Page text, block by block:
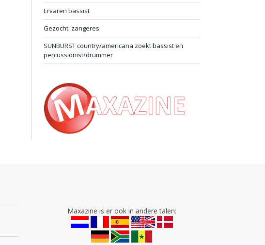
Ervaren bassist
Gezocht: zangeres
SUNBURST country/americana zoekt bassist en
percussionist/drummer
Maxazine is er ook in andere talen: